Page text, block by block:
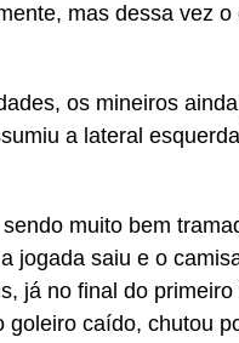
mas dessa vez
os mineiros
a lateral
muito bem
jogada saiu e o
já no final do
caído, chutou